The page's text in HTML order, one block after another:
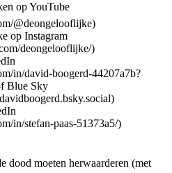
op YouTube
@deongelooflijke)
op Instagram
deongelooflijke/)
in/david-boogerd-44207a7b?
Blue Sky
in/stefan-paas-51373a5/)
dood moeten herwaarderen (met